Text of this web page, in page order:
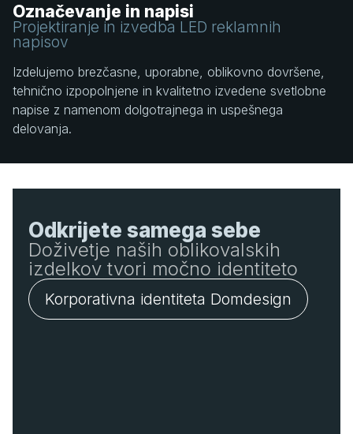
Označevanje in napisi
Projektiranje in izvedba LED reklamnih
napisov
Izdelujemo brezčasne, uporabne, oblikovno dovršene,
tehnično izpopolnjene in kvalitetno izvedene svetlobne
napise z namenom dolgotrajnega in uspešnega
delovanja.
Odkrijete samega sebe
Doživetje naših oblikovalskih
izdelkov tvori močno identiteto
Korporativna identiteta Domdesign